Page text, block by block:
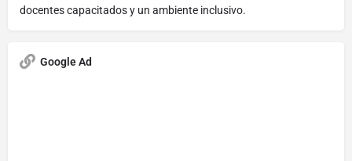
docentes capacitados y un ambiente inclusivo.
Google Ad